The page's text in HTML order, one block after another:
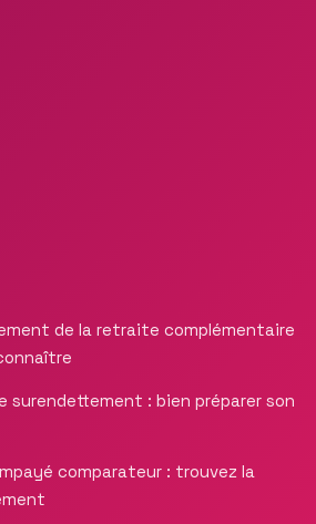
de la retraite complémentaire
surendettement : bien préparer son
comparateur : trouvez la